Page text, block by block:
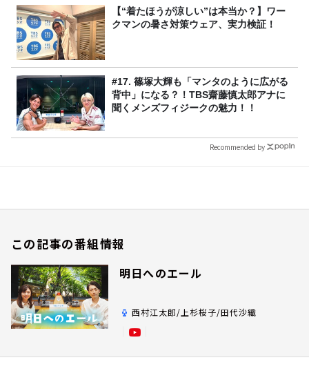
【“着たほうが涼しい”は本当か？】ワー
クマンの暑さ対策ウェア、実力検証！
#17. 篠塚大輝も「マンタのように広がる
背中」になる？！TBS齋藤慎太郎アナに
聞くメンズフィジークの魅力！！
Recommended by
この記事の番組情報
明日へのエール
西村江太郎/上杉桜子/田代沙織